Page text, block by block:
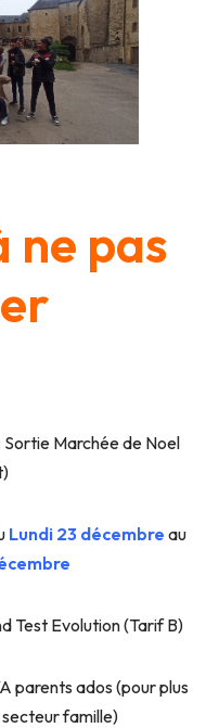
ne pas
Sortie Marchée de Noel
Lundi 23 décembre au
Test Evolution (Tarif B)
parents ados (pour plus
famille)